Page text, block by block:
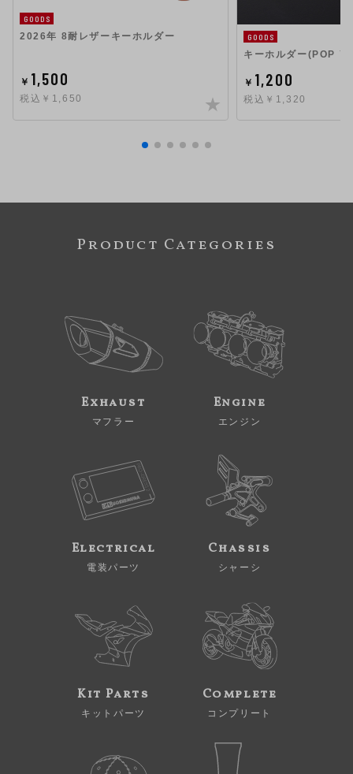
GOODS
2026年 8耐レザーキーホルダー
￥ 1,500
税込￥1,650
GOODS
キーホルダー(POP
￥ 1,200
税込￥1,320
Product Categories
Exhaust
マフラー
Engine
エンジン
Electrical
電装パーツ
Chassis
シャーシ
Kit Parts
キットパーツ
Complete
コンプリート